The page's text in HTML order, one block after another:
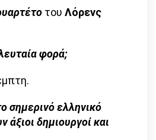
του Λόρενς
φορά;
σημερινό ελληνικό
άξιοι δημιουργοί και